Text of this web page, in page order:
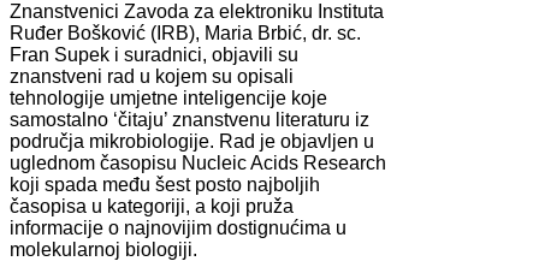
Znanstvenici Zavoda za elektroniku Instituta
Ruđer Bošković (IRB), Maria Brbić, dr. sc.
Fran Supek i suradnici, objavili su
znanstveni rad u kojem su opisali
tehnologije umjetne inteligencije koje
samostalno ‘čitaju’ znanstvenu literaturu iz
područja mikrobiologije. Rad je objavljen u
uglednom časopisu Nucleic Acids Research
koji spada među šest posto najboljih
časopisa u kategoriji, a koji pruža
informacije o najnovijim dostignućima u
molekularnoj biologiji.